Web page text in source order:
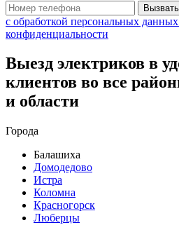
с обработкой персональных
конфиденциальности
Выезд электриков в
клиентов во все
и области
Города
Балашиха
Домодедово
Истра
Коломна
Красногорск
Люберцы